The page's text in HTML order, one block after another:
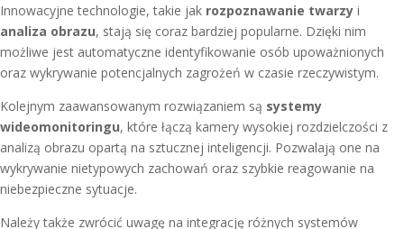
Innowacyjne technologie, takie jak rozpoznawanie twarzy i
analiza obrazu, stają się coraz bardziej popularne. Dzięki nim
możliwe jest automatyczne identyfikowanie osób upoważnionych
oraz wykrywanie potencjalnych zagrożeń w czasie rzeczywistym.
Kolejnym zaawansowanym rozwiązaniem są systemy
wideomonitoringu, które łączą kamery wysokiej rozdzielczości z
analizą obrazu opartą na sztucznej inteligencji. Pozwalają one na
wykrywanie nietypowych zachowań oraz szybkie reagowanie na
niebezpieczne sytuacje.
Należy także zwrócić uwagę na integrację różnych systemów